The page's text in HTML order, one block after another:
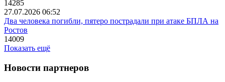
14285
27.07.2026 06:52
Два человека погибли, пятеро пострадали при атаке БПЛА на
Ростов
14009
Показать ещё
Новости партнеров